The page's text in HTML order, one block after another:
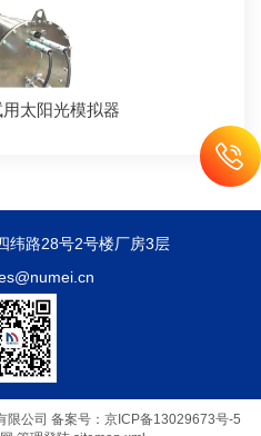
太阳光模拟器
纬路28号2号楼厂房3层
限公司 备案号：京ICP备13029673号-5